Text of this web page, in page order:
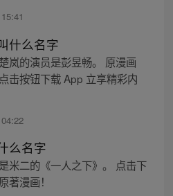
什么名字
岚的演员是彭昱畅。 原漫画
击按钮下载 App 立享精彩内
么名字
米二的《一人之下》。 点击下
著漫画！